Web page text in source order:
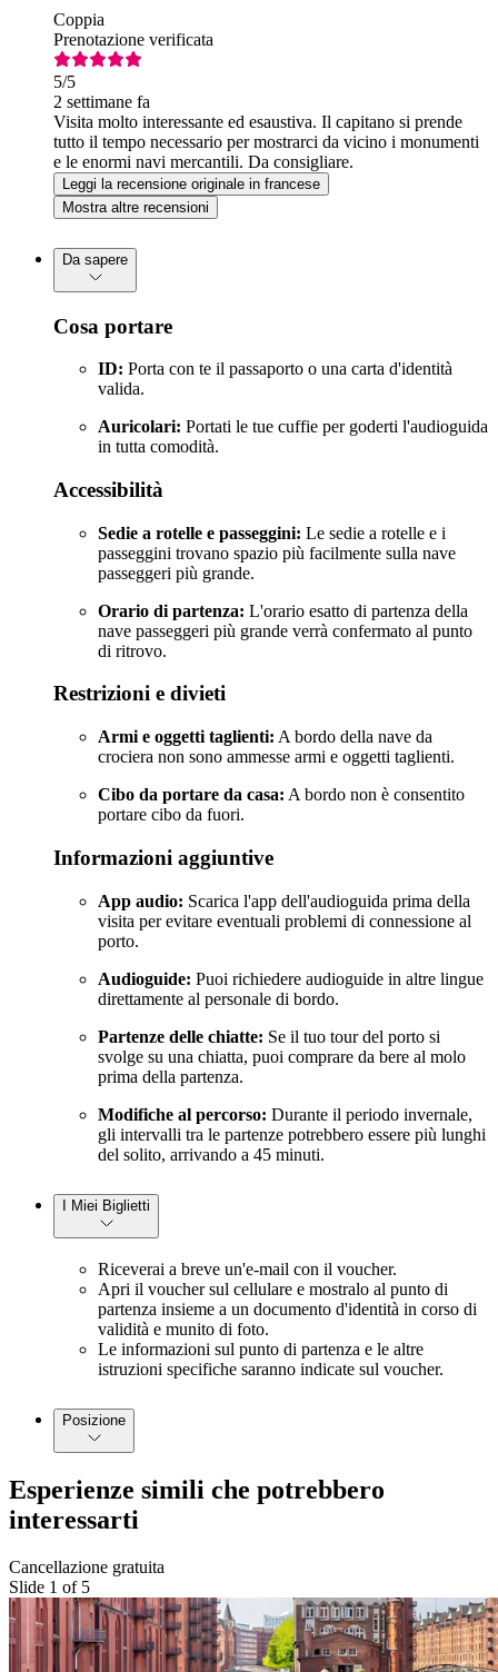
Coppia
Prenotazione verificata
5/5
2 settimane fa
Visita molto interessante ed esaustiva. Il capitano si prende
tutto il tempo necessario per mostrarci da vicino i monumenti
e le enormi navi mercantili. Da consigliare.
Leggi la recensione originale in francese
Mostra altre recensioni
Da sapere
Cosa portare
ID: Porta con te il passaporto o una carta d'identità
valida.
Auricolari: Portati le tue cuffie per goderti l'audioguida
in tutta comodità.
Accessibilità
Sedie a rotelle e passeggini: Le sedie a rotelle e i
passeggini trovano spazio più facilmente sulla nave
passeggeri più grande.
Orario di partenza: L'orario esatto di partenza della
nave passeggeri più grande verrà confermato al punto
di ritrovo.
Restrizioni e divieti
Armi e oggetti taglienti: A bordo della nave da
crociera non sono ammesse armi e oggetti taglienti.
Cibo da portare da casa: A bordo non è consentito
portare cibo da fuori.
Informazioni aggiuntive
App audio: Scarica l'app dell'audioguida prima della
visita per evitare eventuali problemi di connessione al
porto.
Audioguide: Puoi richiedere audioguide in altre lingue
direttamente al personale di bordo.
Partenze delle chiatte: Se il tuo tour del porto si
svolge su una chiatta, puoi comprare da bere al molo
prima della partenza.
Modifiche al percorso: Durante il periodo invernale,
gli intervalli tra le partenze potrebbero essere più lunghi
del solito, arrivando a 45 minuti.
I Miei Biglietti
Riceverai a breve un'e-mail con il voucher.
Apri il voucher sul cellulare e mostralo al punto di
partenza insieme a un documento d'identità in corso di
validità e munito di foto.
Le informazioni sul punto di partenza e le altre
istruzioni specifiche saranno indicate sul voucher.
Posizione
Esperienze simili che potrebbero
interessarti
Cancellazione gratuita
Slide 1 of 5